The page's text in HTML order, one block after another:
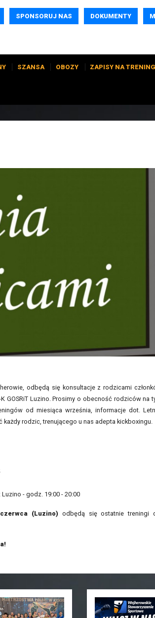
SPONSORUJ NAS DOKUMENTY
SZANSA OBOZY ZAPISY NA
odbędą się konsultacje z rodzicami
GOSRiT Luzino. Prosimy o obecność rodziców na
od miesiąca września, informacje dot.
rodzic, trenującego u nas adepta kickboxingu.
- godz. 19:00 - 20:00
(Luzino) odbędą się ostatnie treningi